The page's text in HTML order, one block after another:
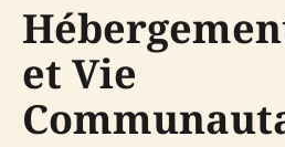
et Vie